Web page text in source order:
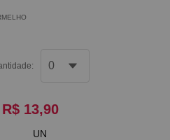
R$ 13,90
UN